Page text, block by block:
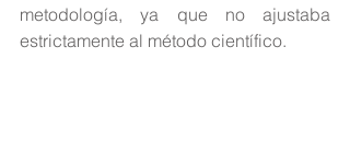
metodología, ya que no ajustaba
estrictamente al método científico.